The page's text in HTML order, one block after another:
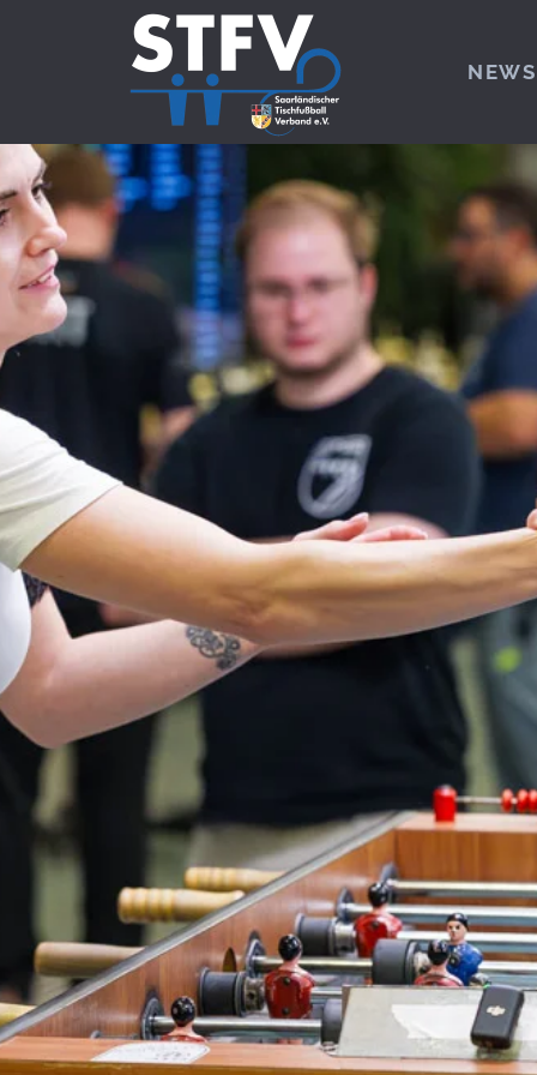
Zum Hauptinhalt springen
NEWS